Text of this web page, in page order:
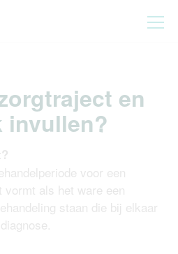
en
invullen?
voor een
vormt als het ware een
staan die bij elkaar